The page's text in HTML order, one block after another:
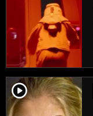
player2